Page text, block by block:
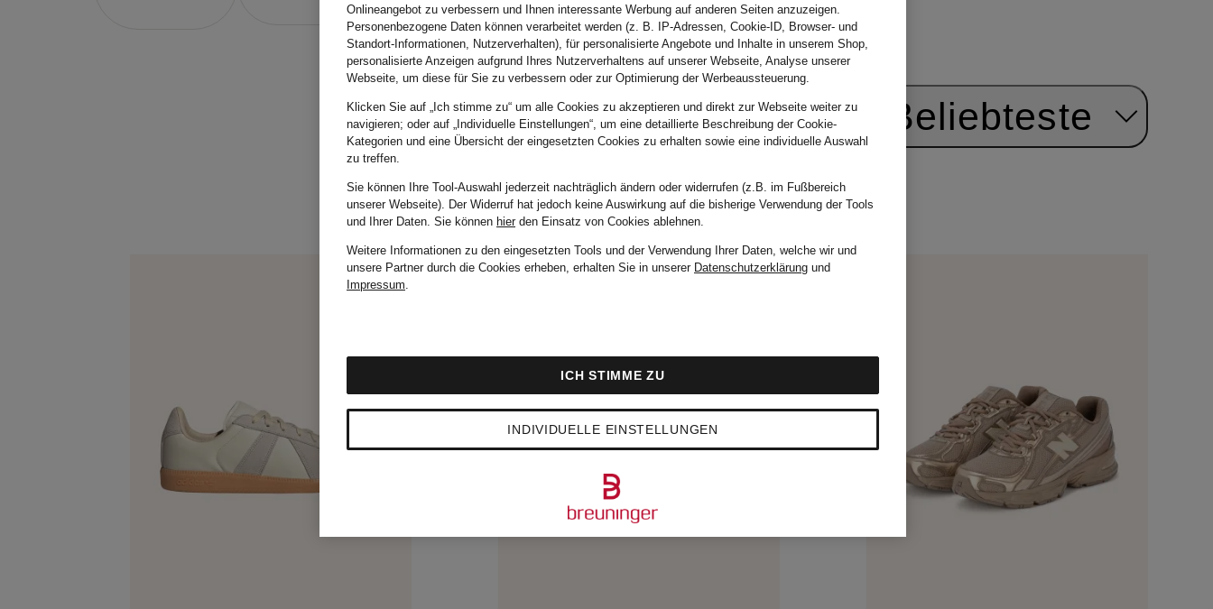
Sortieren nach: Beliebteste
Onlineangebot zu verbessern und Ihnen interessante Werbung auf anderen Seiten anzuzeigen.
Personenbezogene Daten können verarbeitet werden (z. B. IP-Adressen, Cookie-ID, Browser- und
Standort-Informationen, Nutzerverhalten), für personalisierte Angebote und Inhalte in unserem Shop,
personalisierte Anzeigen aufgrund Ihres Nutzerverhaltens auf unserer Webseite, Analyse unserer
Webseite, um diese für Sie zu verbessern oder zur Optimierung der Werbeaussteuerung.
Klicken Sie auf „Ich stimme zu“ um alle Cookies zu akzeptieren und direkt zur Webseite weiter zu
navigieren; oder auf „Individuelle Einstellungen“, um eine detaillierte Beschreibung der Cookie-
Kategorien und eine Übersicht der eingesetzten Cookies zu erhalten sowie eine individuelle Auswahl
zu treffen.
Sie können Ihre Tool-Auswahl jederzeit nachträglich ändern oder widerrufen (z.B. im Fußbereich
unserer Webseite). Der Widerruf hat jedoch keine Auswirkung auf die bisherige Verwendung der Tools
und Ihrer Daten. Sie können hierden Einsatz von Cookies ablehnen.
Weitere Informationen zu den eingesetzten Tools und der Verwendung Ihrer Daten, welche wir und
unsere Partner durch die Cookies erheben, erhalten Sie in unserer Datenschutzerklärung und
Impressum.
INDIVIDUELLE EINSTELLUNGEN
ICH STIMME ZU